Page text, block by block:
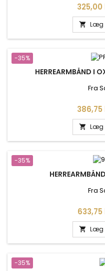
Pris
325,00
 Læg
-35%
HERREARMBÅND I
Fra
Pris
386,75
 Læg
-35%
Fra
Pris
633,75
 Læg
-35%